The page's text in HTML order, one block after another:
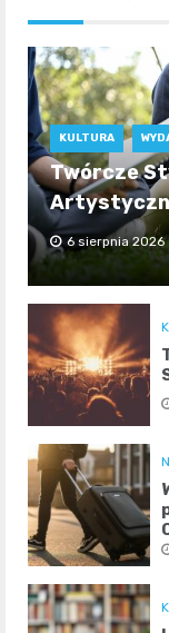
KULTURA
Twórcze
6 sierpnia 2026